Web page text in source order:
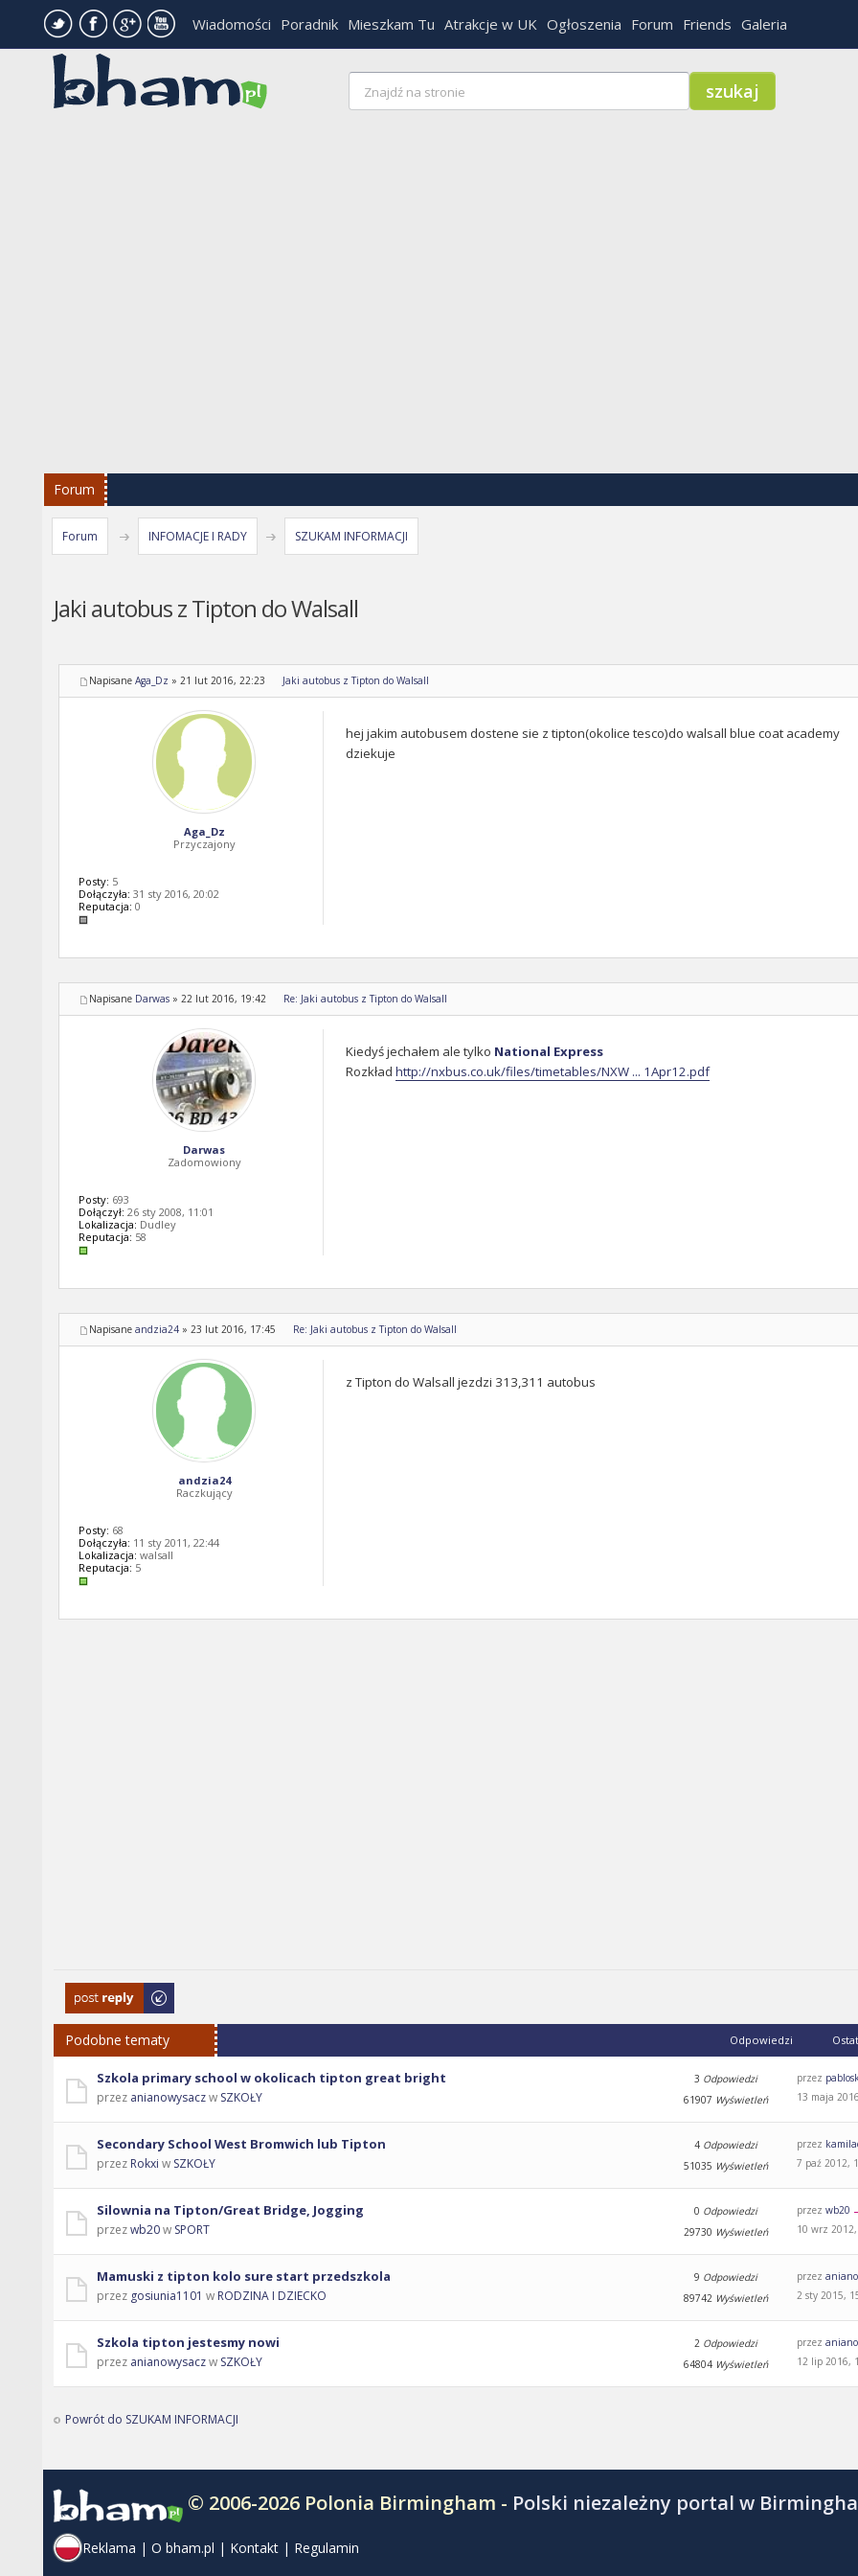
Wiadomości Poradnik Mieszkam Tu Atrakcje w UK Ogłoszenia Forum Friends Galeria
Forum
Forum INFOMACJE I RADY SZUKAM INFORMACJI
Jaki autobus z Tipton do Walsall
Napisane Aga_Dz » 21 lut 2016, 22:23 Jaki autobus z Tipton do Walsall
hej jakim autobusem dostene sie z tipton(okolice tesco)do walsall blue coat academy
dziekuje
Aga_Dz
Przyczajony
Posty: 5
Dołączyła: 31 sty 2016, 20:02
Reputacja: 0
Napisane Darwas » 22 lut 2016, 19:42 Re: Jaki autobus z Tipton do Walsall
Kiedyś jechałem ale tylko National Express
Rozkład http://nxbus.co.uk/files/timetables/NXW ... 1Apr12.pdf
Darwas
Zadomowiony
Posty: 693
Dołączył: 26 sty 2008, 11:01
Lokalizacja: Dudley
Reputacja: 58
Napisane andzia24 » 23 lut 2016, 17:45 Re: Jaki autobus z Tipton do Walsall
z Tipton do Walsall jezdzi 313,311 autobus
andzia24
Raczkujący
Posty: 68
Dołączyła: 11 sty 2011, 22:44
Lokalizacja: walsall
Reputacja: 5
Odpowiedz
Podobne tematy Odpowiedzi
Szkola primary school w okolicach tipton great bright
przez anianowysaczw SZKOŁY
3 Odpowiedzi
61907 Wyświetleń
przez
13 maja
Secondary School West Bromwich lub Tipton
przez Rokxi w SZKOŁY
4 Odpowiedzi
51035 Wyświetleń
przez
7 paź 2012,
Silownia na Tipton/Great Bridge, Jogging
przezwb20w SPORT
0 Odpowiedzi
29730 Wyświetleń
przezwb20
10 wrz
Mamuski z tipton kolo sure start przedszkola
przez gosiunia1101 w RODZINA I DZIECKO
9 Odpowiedzi
89742 Wyświetleń
przez
2 sty 2015,
Szkola tipton jestesmy nowi
przez anianowysaczw SZKOŁY
2 Odpowiedzi
64804 Wyświetleń
przez
12 lip 2016,
Powrót do SZUKAM INFORMACJI
© 2006-2026 Polonia Birmingham - Polski niezależny portal w
Reklama | O bham.pl | Kontakt | Regulamin